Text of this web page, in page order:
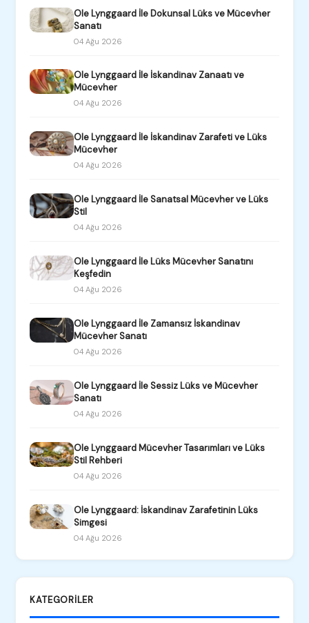
Ole Lynggaard İle Dokunsal Lüks ve Mücevher
Sanatı
04 Ağu 2026
Ole Lynggaard İle İskandinav Zanaatı ve
Mücevher
04 Ağu 2026
Ole Lynggaard İle İskandinav Zarafeti ve Lüks
Mücevher
04 Ağu 2026
Ole Lynggaard İle Sanatsal Mücevher ve Lüks
Stil
04 Ağu 2026
Ole Lynggaard İle Lüks Mücevher Sanatını
Keşfedin
04 Ağu 2026
Ole Lynggaard İle Zamansız İskandinav
Mücevher Sanatı
04 Ağu 2026
Ole Lynggaard İle Sessiz Lüks ve Mücevher
Sanatı
04 Ağu 2026
Ole Lynggaard Mücevher Tasarımları ve Lüks
Stil Rehberi
04 Ağu 2026
Ole Lynggaard: İskandinav Zarafetinin Lüks
Simgesi
04 Ağu 2026
KATEGORILER